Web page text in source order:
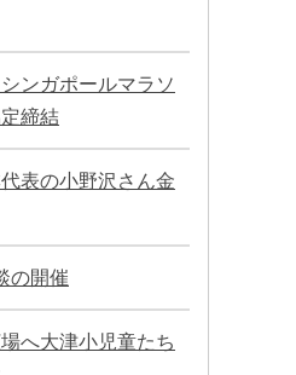
ンガポールマラソ
締結
表の小野沢さん金
の開催
へ大津小児童たち